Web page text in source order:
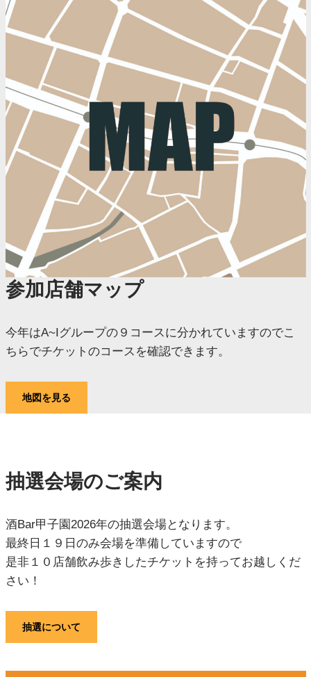
参加店舗マップ
今年はA~Iグループの９コースに分かれていますのでこ
ちらでチケットのコースを確認できます。
地図を見る
抽選会場のご案内
酒Bar甲子園2026年の抽選会場となります。
最終日１９日のみ会場を準備していますので
是非１０店舗飲み歩きしたチケットを持ってお越しくだ
さい！
抽選について